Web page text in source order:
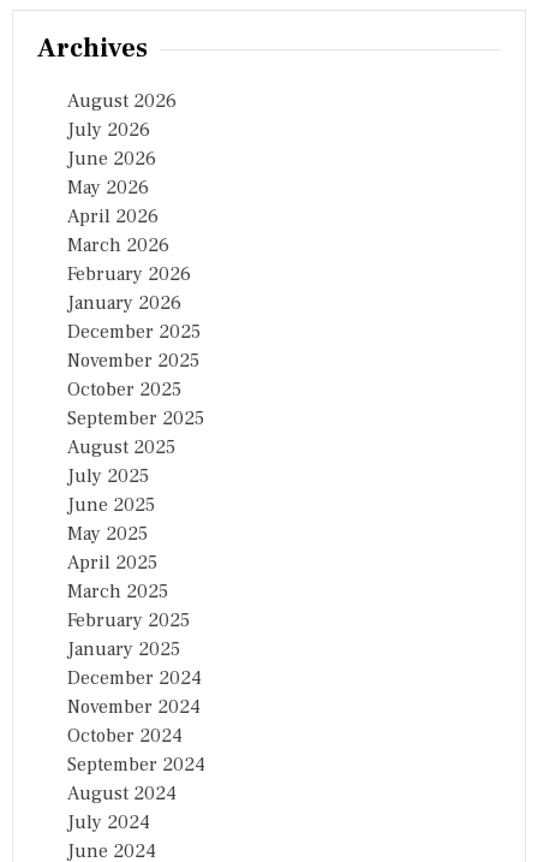
Archives
August 2026
July 2026
June 2026
May 2026
April 2026
March 2026
February 2026
January 2026
December 2025
November 2025
October 2025
September 2025
August 2025
July 2025
June 2025
May 2025
April 2025
March 2025
February 2025
January 2025
December 2024
November 2024
October 2024
September 2024
August 2024
July 2024
June 2024